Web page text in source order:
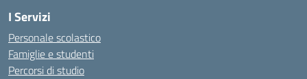
I Servizi
Personale scolastico
Famiglie e studenti
Percorsi di studio